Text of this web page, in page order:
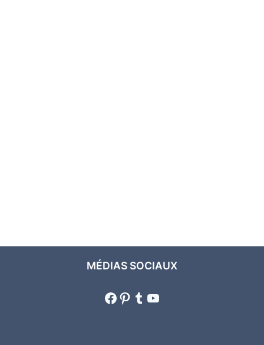
MÉDIAS SOCIAUX
Facebook
Pinterest
Tumblr
YouTube